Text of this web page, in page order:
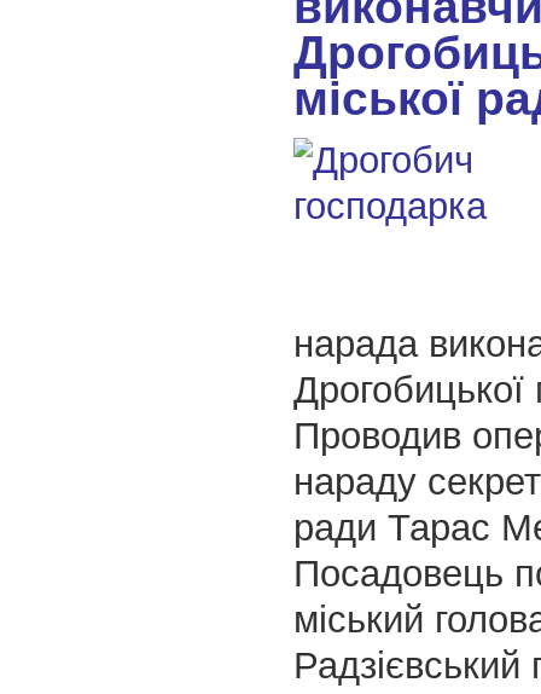
міської
нарада
Дрогобицької
Проводив
нараду
ради Тарас
Посадовець
міський